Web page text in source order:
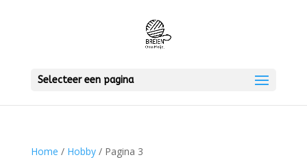
Selecteer een pagina
Home / Hobby/ Pagina 3